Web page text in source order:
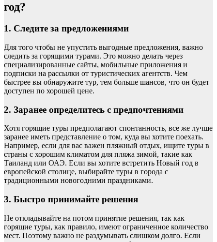
год?
1. Следите за предложениями
Для того чтобы не упустить выгодные предложения, важно
следить за горящими турами. Это можно делать через
специализированные сайты, мобильные приложения и
подписки на рассылки от туристических агентств. Чем
быстрее вы обнаружите тур, тем больше шансов, что он будет
доступен по хорошей цене.
2. Заранее определитесь с предпочтениями
Хотя горящие туры предполагают спонтанность, все же лучше
заранее иметь представление о том, куда вы хотите поехать.
Например, если для вас важен пляжный отдых, ищите туры в
страны с хорошим климатом для пляжа зимой, такие как
Таиланд или ОАЭ. Если вы хотите встретить Новый год в
европейской столице, выбирайте туры в города с
традиционными новогодними праздниками.
3. Быстро принимайте решения
Не откладывайте на потом принятие решения, так как
горящие туры, как правило, имеют ограниченное количество
мест. Поэтому важно не раздумывать слишком долго. Если